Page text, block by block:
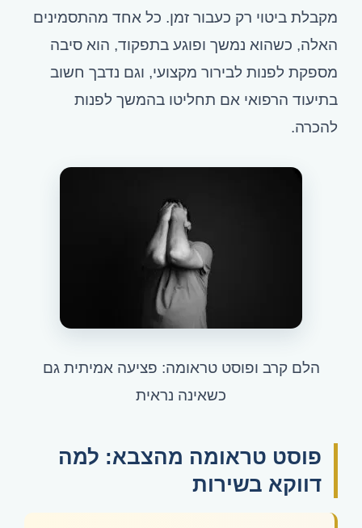
מקבלת ביטוי רק כעבור זמן. כל אחד מהתסמינים
האלה, כשהוא נמשך ופוגע בתפקוד, הוא סיבה
מספקת לפנות לבירור מקצועי, וגם נדבך חשוב
בתיעוד הרפואי אם תחליטו בהמשך לפנות
להכרה.
הלם קרב ופוסט טראומה: פציעה אמיתית גם
כשאינה נראית
פוסט טראומה מהצבא: למה
דווקא בשירות